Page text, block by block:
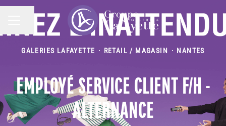
MENU CARRIÈRE
Partager la page
GALERIES LAFAYETTE · RETAIL / MAGASIN · NANTES
EMPLOYÉ SERVICE CLIENT F/H -
ALTERNANCE